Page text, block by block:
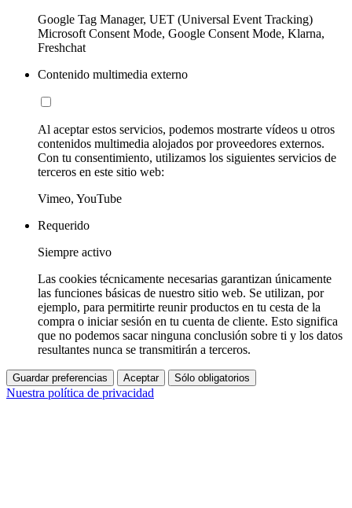
Google Tag Manager, UET (Universal Event Tracking)
Microsoft Consent Mode, Google Consent Mode, Klarna,
Freshchat
Contenido multimedia externo
Al aceptar estos servicios, podemos mostrarte vídeos u otros
contenidos multimedia alojados por proveedores externos.
Con tu consentimiento, utilizamos los siguientes servicios de
terceros en este sitio web:
Vimeo, YouTube
Requerido
Siempre activo
Las cookies técnicamente necesarias garantizan únicamente
las funciones básicas de nuestro sitio web. Se utilizan, por
ejemplo, para permitirte reunir productos en tu cesta de la
compra o iniciar sesión en tu cuenta de cliente. Esto significa
que no podemos sacar ninguna conclusión sobre ti y los datos
resultantes nunca se transmitirán a terceros.
Guardar preferencias Aceptar Sólo obligatorios
Nuestra política de privacidad